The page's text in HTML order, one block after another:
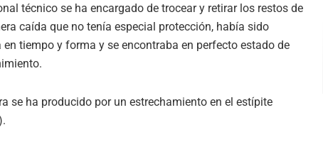
técnico se ha encargado de trocear y retirar los restos de
caída que no tenía especial protección, había sido
en tiempo y forma y se encontraba en perfecto estado de
se ha producido por un estrechamiento en el estípite